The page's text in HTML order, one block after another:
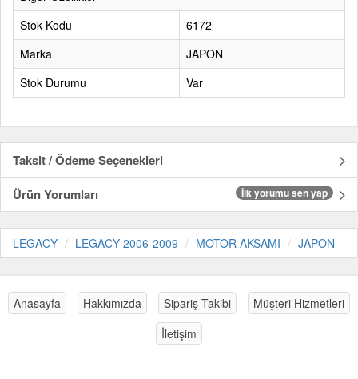
Stok Kodu
6172
Marka
JAPON
Stok Durumu
Var
Taksit / Ödeme Seçenekleri
Ürün Yorumları
İlk yorumu sen yap
LEGACY LEGACY 2006-2009 MOTOR AKSAMI JAPON
Anasayfa Hakkımızda Sipariş Takibi
Müşteri Hizmetleri
İletişim